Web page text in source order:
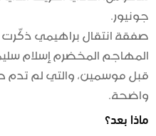
جونيور.
صفقة انتقال براهيمي ذكّرت
المهاجم المخضرم إسلام
قبل موسمين، والتي لم
واضحة.
ماذا بعد؟